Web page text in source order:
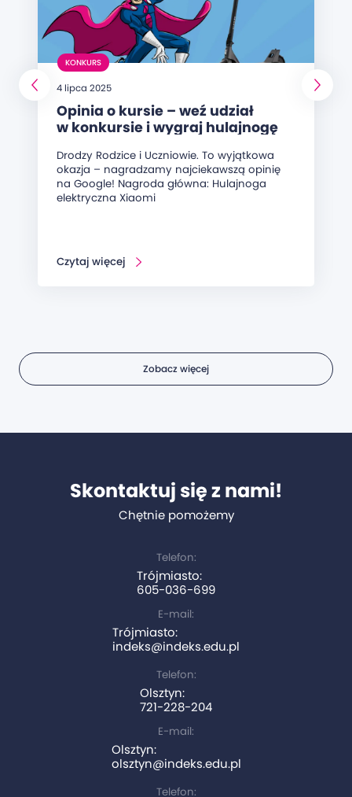
KONKURS
4 lipca 2025
Opinia o kursie – weź udział
w konkursie i wygraj hulajnogę
Drodzy Rodzice i Uczniowie. To wyjątkowa
okazja – nagradzamy najciekawszą opinię
na Google! Nagroda główna: Hulajnoga
elektryczna Xiaomi
Czytaj więcej
Zobacz więcej
Skontaktuj się z nami!
Chętnie pomożemy
Telefon:
Trójmiasto:
605-036-699
E-mail:
Trójmiasto:
indeks@indeks.edu.pl
Telefon:
Olsztyn:
721-228-204
E-mail:
Olsztyn:
olsztyn@indeks.edu.pl
Telefon: